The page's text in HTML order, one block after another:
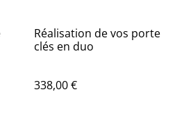
Réalisation de vos porte
clés en duo
338,00 €